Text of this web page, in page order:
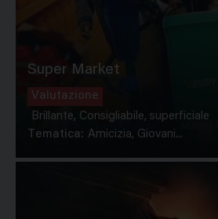
Super Market
Valutazione
Brillante, Consigliabile, superficiale
Tematica: Amicizia, Giovani...